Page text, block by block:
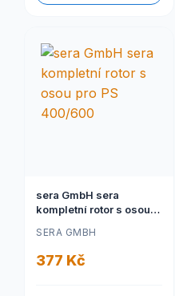
sera GmbH sera
kompletní rotor s osou
SERA GMBH
377 Kč